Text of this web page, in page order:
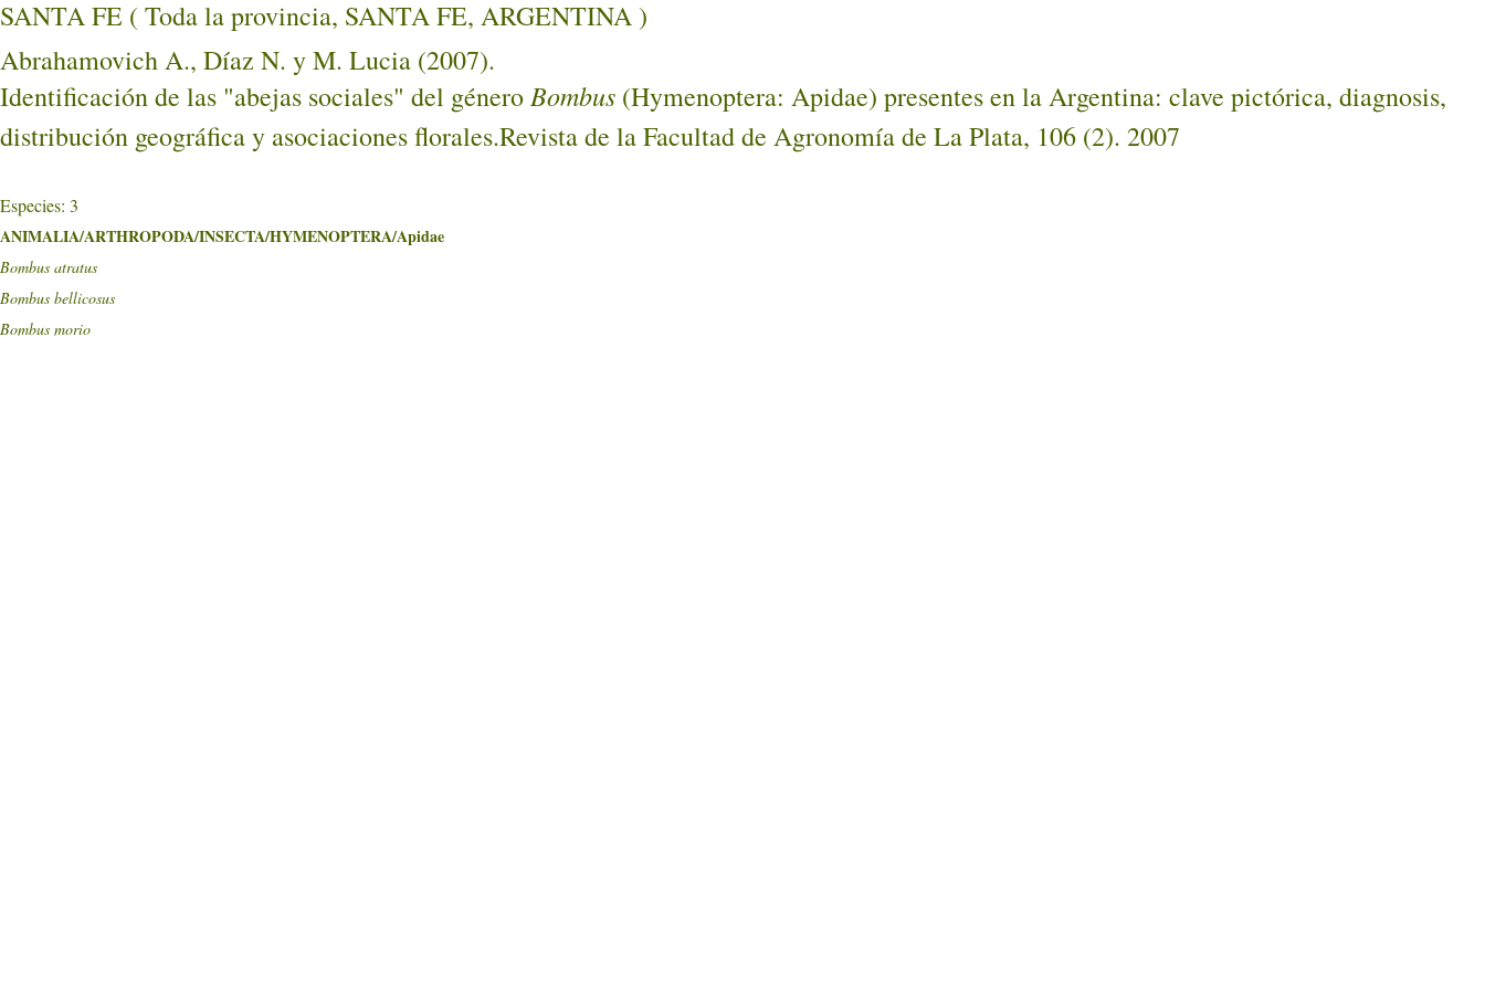
SANTA FE ( Toda la provincia, SANTA FE, ARGENTINA )
Abrahamovich A., Díaz N. y M. Lucia (2007).
Identificación de las "abejas sociales" del género Bombus (Hymenoptera: Apidae) presentes en la Argentina: clave pictórica, diagnosis,
distribución geográfica y asociaciones florales.Revista de la Facultad de Agronomía de La Plata, 106 (2). 2007
Especies: 3
ANIMALIA/ARTHROPODA/INSECTA/HYMENOPTERA/Apidae
Bombus atratus
Bombus bellicosus
Bombus morio